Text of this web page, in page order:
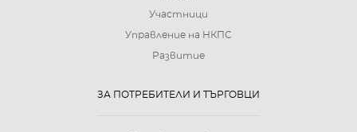
Участници
Управление на НКПС
Развитие
ЗА ПОТРЕБИТЕЛИ И ТЪРГОВЦИ